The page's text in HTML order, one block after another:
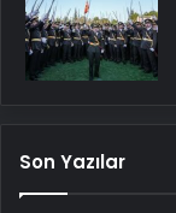
Son Yazılar